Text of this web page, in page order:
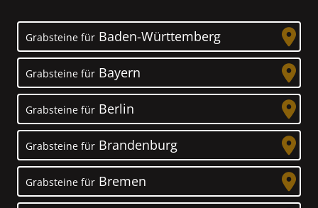
Grabsteine für Baden-Württemberg
Grabsteine für Bayern
Grabsteine für Berlin
Grabsteine für Brandenburg
Grabsteine für Bremen